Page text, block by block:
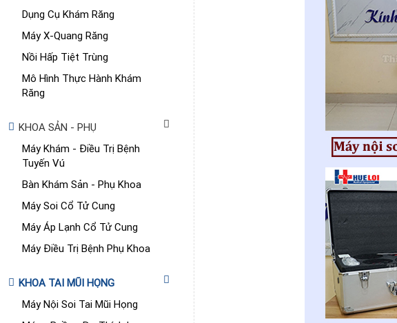
Dụng Cụ Khám Răng
Máy X-Quang Răng
Nồi Hấp Tiệt Trùng
Mô Hình Thực Hành Khám
Răng
KHOA SẢN - PHỤ
Máy Khám - Điều Trị Bệnh
Tuyến Vú
Bàn Khám Sản - Phụ Khoa
Máy Soi Cổ Tử Cung
Máy Áp Lạnh Cổ Tử Cung
Máy Điều Trị Bệnh Phụ Khoa
KHOA TAI MŨI HỌNG
Máy Nội Soi Tai Mũi Họng